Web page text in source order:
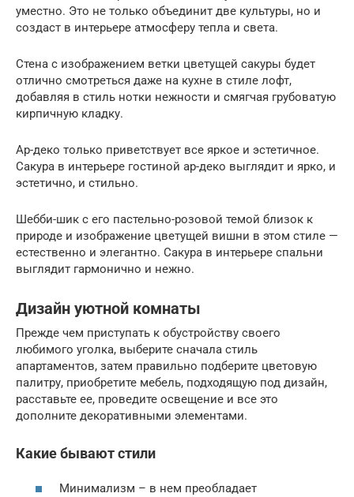
уместно. Это не только объединит две культуры, но и
создаст в интерьере атмосферу тепла и света.
Стена с изображением ветки цветущей сакуры будет
отлично смотреться даже на кухне в стиле лофт,
добавляя в стиль нотки нежности и смягчая грубоватую
кирпичную кладку.
Ар-деко только приветствует все яркое и эстетичное.
Сакура в интерьере гостиной ар-деко выглядит и ярко, и
эстетично, и стильно.
Шебби-шик с его пастельно-розовой темой близок к
природе и изображение цветущей вишни в этом стиле —
естественно и элегантно. Сакура в интерьере спальни
выглядит гармонично и нежно.
Дизайн уютной комнаты
Прежде чем приступать к обустройству своего
любимого уголка, выберите сначала стиль
апартаментов, затем правильно подберите цветовую
палитру, приобретите мебель, подходящую под дизайн,
расставьте ее, проведите освещение и все это
дополните декоративными элементами.
Какие бывают стили
Минимализм – в нем преобладает